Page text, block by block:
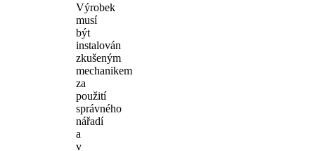
Výrobek
musí
být
instalován
zkušeným
mechanikem
za
použití
správného
nářadí
a
v